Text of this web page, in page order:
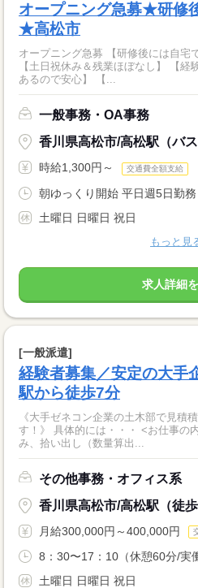
オープニング急募★研修
★高松市
オープニング急募 【研修後には自宅
【土日祝休み＆残業ほぼなし】 【
あるので安心】 【...
一般事務・OA事務
香川県高松市/高松駅（バス
時給1,300円～ 交通費全額支給
朝ゆっくり開始 平日週5日勤務
土曜日 日曜日 祝日
もっと見
求人詳細
[一般派遣]
経験者募集／安定の大手
駅から徒歩7分
《大手ゼネコン企業の土木部で見
す！》 具体的には・・・ <お仕事の内容> ＊図面・仕様書の読み込
み、拾い出し（数量算出...
その他事務・オフィス系
香川県高松市/高松駅（徒歩
月給300,000円～400,000円
8：30〜17：10（休憩60分/実
土曜日 日曜日 祝日